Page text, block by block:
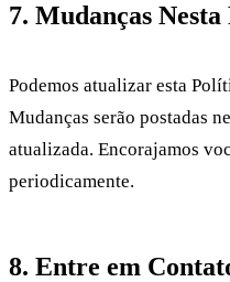
7. Mudanças
Podemos atualizar esta
Mudanças serão postadas
atualizada. Encorajamos
periodicamente.
8. Entre em